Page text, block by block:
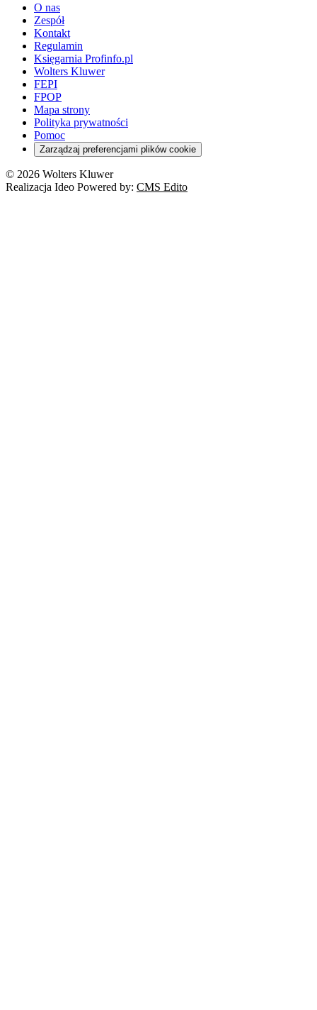
O nas
Zespół
Kontakt
Regulamin
Księgarnia Profinfo.pl
Wolters Kluwer
FEPI
FPOP
Mapa strony
Polityka prywatności
Pomoc
Zarządzaj preferencjami plików cookie
© 2026 Wolters Kluwer
Realizacja Ideo Powered by: CMS Edito